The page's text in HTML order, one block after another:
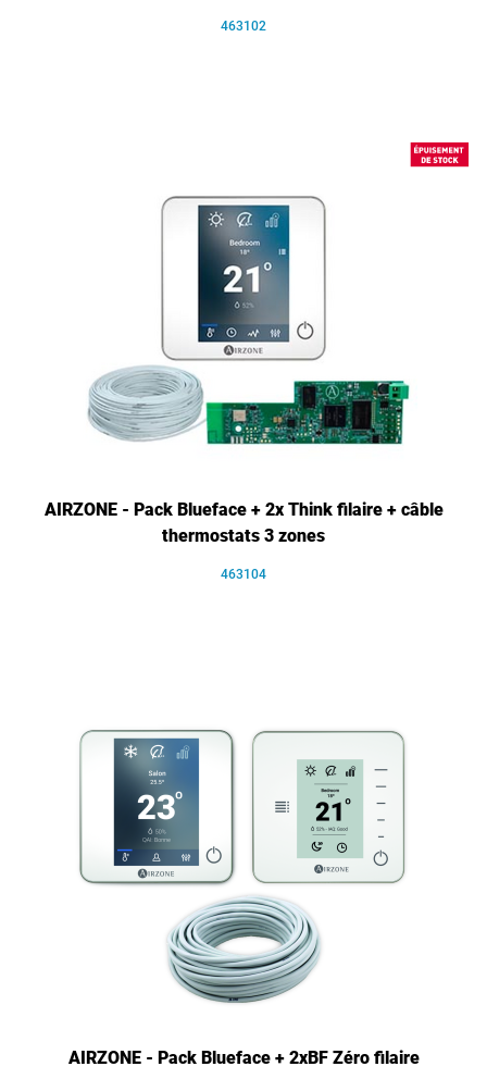
463102
AIRZONE - Pack Blueface + 2x Think filaire + câble
thermostats 3 zones
463104
AIRZONE - Pack Blueface + 2xBF Zéro filaire